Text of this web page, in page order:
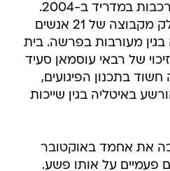
בפיגועי הטרור ברשת הרכבות במדריד ב-2004.
ארבעת הנאשמים היו חלק מקבוצה של 21 אנשים
מעורבות בפרשה. בית
של רבאי עוסמאן סעיד
בתכנון הפיגועים,
באיטליה בגין שייכות
את אחמד באוקטובר
פעמיים על אותו פשע.